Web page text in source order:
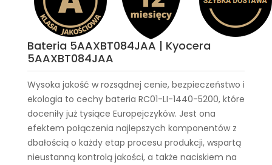
Bateria 5AAXBT084JAA | Kyocera
5AAXBT084JAA
Wysoka jakość w rozsądnej cenie, bezpieczeństwo i
ekologia to cechy bateria RC01-LI-1440-5200, które
doceniły już tysiące Europejczyków. Jest ona
efektem połączenia najlepszych komponentów z
dbałością o każdy etap procesu produkcji, wspartą
nieustanną kontrolą jakości, a także naciskiem na